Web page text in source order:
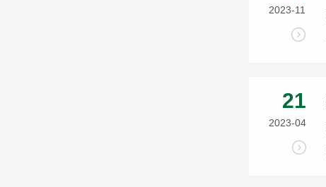
2023-11
21
2023-04